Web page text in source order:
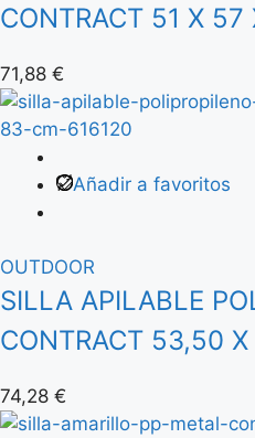
CONTRACT 51 X 57
71,88 €
Añadir a favoritos
OUTDOOR
SILLA APILABLE
CONTRACT 53,50
74,28 €